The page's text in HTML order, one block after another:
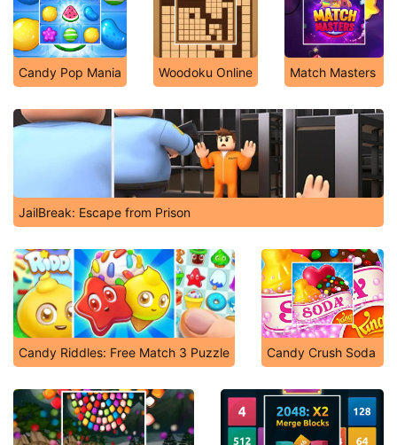
Candy Pop Mania Woodoku Online Match Masters
JailBreak: Escape from Prison
Candy Riddles: Free Match 3 Puzzle Candy Crush Soda